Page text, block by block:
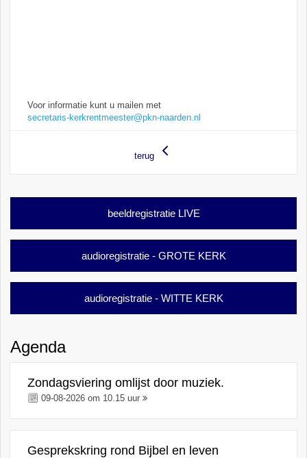
Voor informatie kunt u mailen met
secretaris-kerkrentmeester@pkn-naarden.nl
terug
beeldregistratie LIVE
audioregistratie - GROTE KERK
audioregistratie - WITTE KERK
Agenda
Zondagsviering omlijst door muziek.
09-08-2026 om 10.15 uur
Gesprekskring rond Bijbel en leven